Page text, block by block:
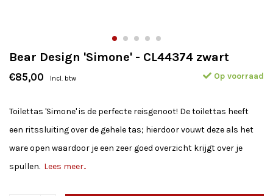
Bear Design 'Simone' - CL44374 zwart
€85,00 Incl. btw Op voorraad
Toilettas 'Simone' is de perfecte reisgenoot! De toilettas heeft
een ritssluiting over de gehele tas; hierdoor vouwt deze als het
ware open waardoor je een zeer goed overzicht krijgt over je
spullen. Lees meer..